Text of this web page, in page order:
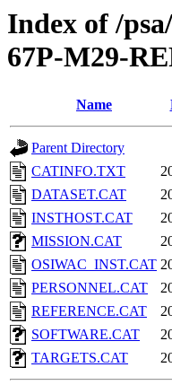
Index of /
67P-M29-
Name
Parent Directory
CATINFO.TXT
DATASET.CAT
INSTHOST.CAT
MISSION.CAT
OSIWAC_INST.CAT
PERSONNEL.CAT
REFERENCE.CAT
SOFTWARE.CAT
TARGETS.CAT